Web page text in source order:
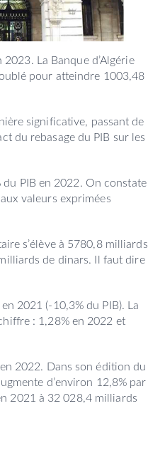
La Banque d’Algérie
pour atteindre 1003,48
significative, passant de
du rebasage du PIB sur les
PIB en 2022. On constate
valeurs exprimées
s’élève à 5780,8 milliards
de dinars. Il faut dire
2021 (-10,3% du PIB). La
: 1,28% en 2022 et
2022. Dans son édition du
d’environ 12,8% par
2021 à 32 028,4 milliards